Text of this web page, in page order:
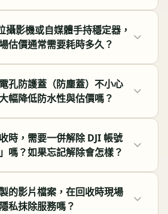
攝影機或自媒體手持穩定器，
估價通常需要耗時多久？
孔防護蓋（防塵蓋）不小心
幅降低防水性與估價嗎？
時，需要一併解除 DJI 帳號
嗎？如果忘記解除會怎樣？
的影片檔案，在回收時現場
私抹除服務嗎？